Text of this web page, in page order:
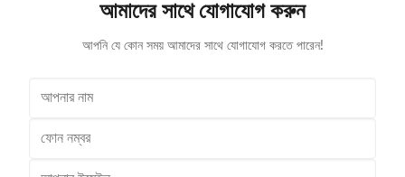
of times: from the world’s largest manufacturer of
আমাদের সাথে যোগাযোগ করুন
আপনি যে কোন সময় আমাদের সাথে যোগাযোগ করতে পারেন!